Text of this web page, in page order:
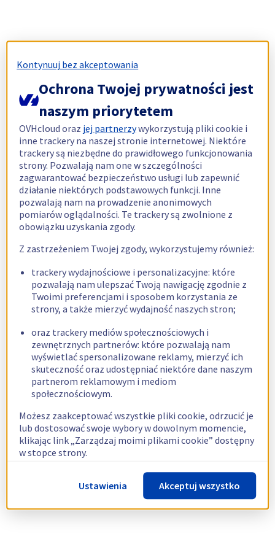
Kontynuuj bez akceptowania
Ochrona Twojej prywatności jest
naszym priorytetem
OVHcloud oraz jej partnerzywykorzystują pliki cookie i
inne trackery na naszej stronie internetowej. Niektóre
trackery są niezbędne do prawidłowego funkcjonowania
strony. Pozwalają nam one w szczególności
zagwarantować bezpieczeństwo usługi lub zapewnić
działanie niektórych podstawowych funkcji. Inne
pozwalają nam na prowadzenie anonimowych
pomiarów oglądalności. Te trackery są zwolnione z
obowiązku uzyskania zgody.
Z zastrzeżeniem Twojej zgody, wykorzystujemy również:
trackery wydajnościowe i personalizacyjne: które
pozwalają nam ulepszać Twoją nawigację zgodnie z
Twoimi preferencjami i sposobem korzystania ze
strony, a także mierzyć wydajność naszych stron;
oraz trackery mediów społecznościowych i
zewnętrznych partnerów: które pozwalają nam
wyświetlać spersonalizowane reklamy, mierzyć ich
skuteczność oraz udostępniać niektóre dane naszym
partnerom reklamowym i mediom
społecznościowym.
Możesz zaakceptować wszystkie pliki cookie, odrzucić je
lub dostosować swoje wybory w dowolnym momencie,
klikając link „Zarządzaj moimi plikami cookie” dostępny
w stopce strony.
Więcej informacji znajdziesz w naszejpolityce
dotyczącej wykorzystywania plików cookie.
Ustawienia Akceptuj wszystko